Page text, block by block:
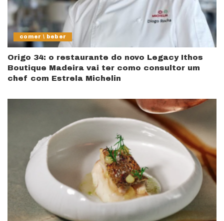
comer \ beber
Origo 34: o restaurante do novo Legacy Ithos
Boutique Madeira vai ter como consultor um
chef com Estrela Michelin